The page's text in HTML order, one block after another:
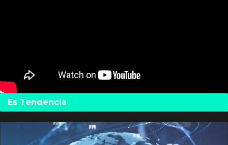
Es Tendencia